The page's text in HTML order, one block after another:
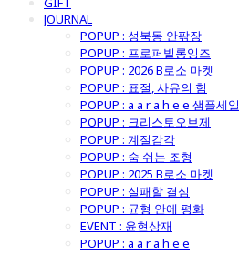
JOURNAL
POPUP : 성북동 안팎장
POPUP : 프로퍼빌롱잉즈
POPUP : 2026 B로소 마켓
POPUP : 표절, 사유의 힘
POPUP : a a r a h e e 샘플세일
POPUP : 크리스토오브제
POPUP : 계절감각
POPUP : 숨 쉬는 조형
POPUP : 2025 B로소 마켓
POPUP : 실패할 결심
POPUP : 균형 안에 평화
EVENT : 윤현상재
POPUP : a a r a h e e